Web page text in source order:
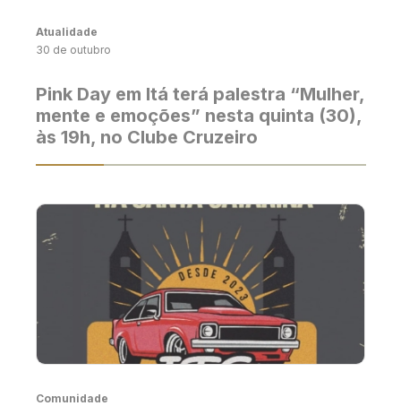
Atualidade
30 de outubro
Pink Day em Itá terá palestra “Mulher,
mente e emoções” nesta quinta (30),
às 19h, no Clube Cruzeiro
Comunidade